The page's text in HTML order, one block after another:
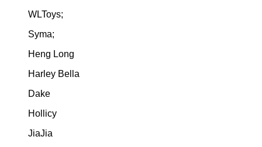
WLToys;
Syma;
Heng Long
Harley Bella
Dake
Hollicy
JiaJia